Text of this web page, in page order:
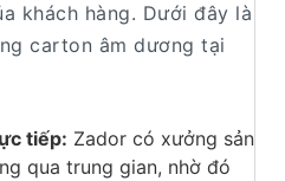
khách hàng. Dưới đây là
carton âm dương tại
tiếp: Zador có xưởng sản
qua trung gian, nhờ đó